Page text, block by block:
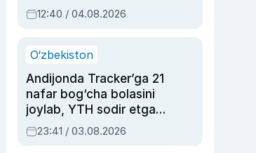
intellektni boshqara
olmay qolishidan xavotir
12:40 / 04.08.2026
O‘zbekiston
Andijonda Tracker’ga 21
nafar bog‘cha bolasini
joylab, YTH sodir etgan
ayolga sud hukmi o‘qildi
23:41 / 03.08.2026